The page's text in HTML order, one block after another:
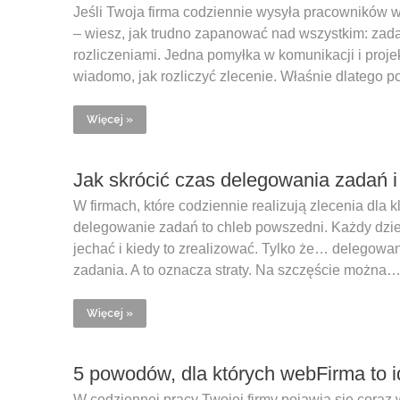
Jeśli Twoja firma codziennie wysyła pracowników
– wiesz, jak trudno zapanować nad wszystkim:
rozliczeniami. Jedna pomyłka w komunikacji i
wiadomo, jak rozliczyć zlecenie. Właśnie dlatego
Więcej »
Jak skrócić czas delegowania zadań
W firmach, które codziennie realizują zlecenia dla
delegowanie zadań to chleb powszedni. Każdy
jechać i kiedy to zrealizować. Tylko że…
zadania. A to oznacza straty. Na szczęście można…
Więcej »
5 powodów, dla których webFirma to